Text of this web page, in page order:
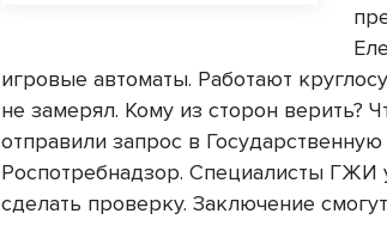
игровые автоматы. Работают
не замерял. Кому из сторон верить?
отправили запрос в
Роспотребнадзор. Специалисты ГЖИ
сделать проверку. Заключение